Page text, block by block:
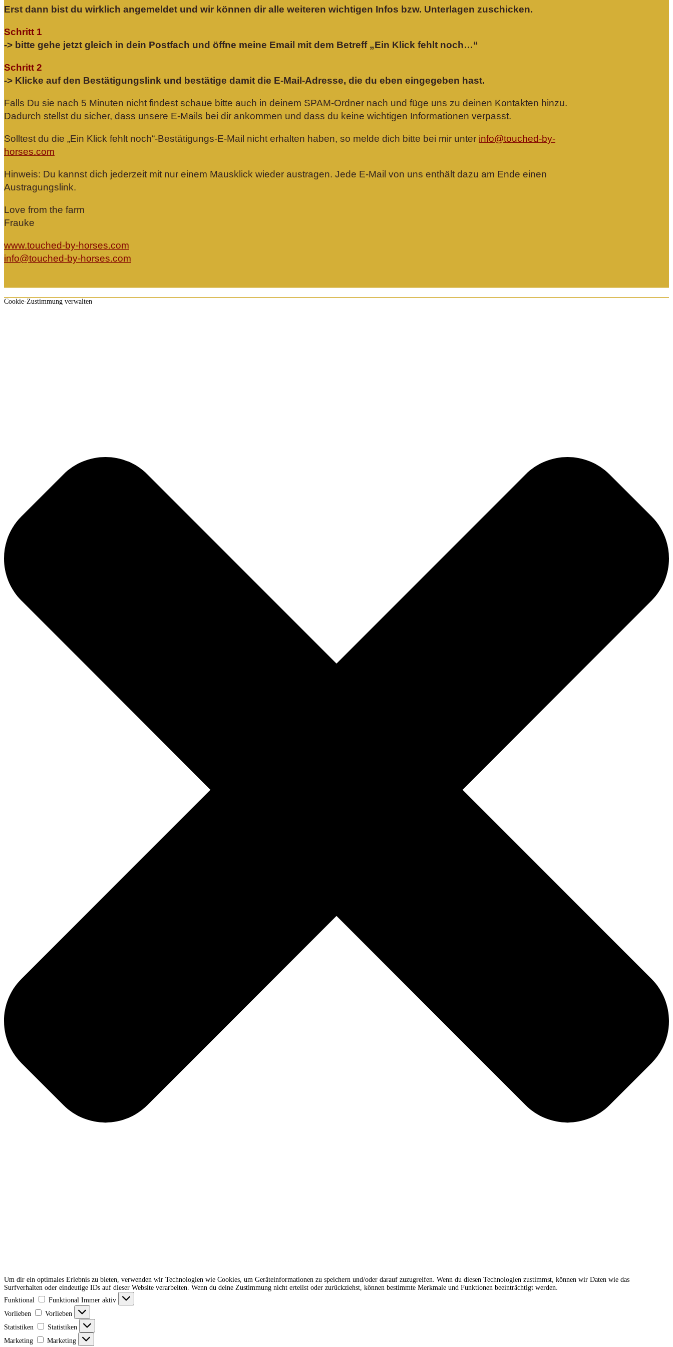
Erst dann bist du wirklich angemeldet und wir können dir alle weiteren wichtigen Infos bzw. Unterlagen zuschicken.
Schritt 1
-> bitte gehe jetzt gleich in dein Postfach und öffne meine Email mit dem Betreff „Ein Klick fehlt noch…“
Schritt 2
-> Klicke auf den Bestätigungslink und bestätige damit die E-Mail-Adresse, die du eben eingegeben hast.
Falls Du sie nach 5 Minuten nicht findest schaue bitte auch in deinem SPAM-Ordner nach und füge uns zu deinen Kontakten hinzu.
Dadurch stellst du sicher, dass unsere E-Mails bei dir ankommen und dass du keine wichtigen Informationen verpasst.
Solltest du die „Ein Klick fehlt noch“-Bestätigungs-E-Mail nicht erhalten haben, so melde dich bitte bei mir unter info@touched-by-
horses.com
Hinweis: Du kannst dich jederzeit mit nur einem Mausklick wieder austragen. Jede E-Mail von uns enthält dazu am Ende einen
Austragungslink.
Love from the farm
Frauke
www.touched-by-horses.com
info@touched-by-horses.com
Cookie-Zustimmung verwalten
Um dir ein optimales Erlebnis zu bieten, verwenden wir Technologien wie Cookies, um Geräteinformationen zu speichern und/oder darauf zuzugreifen. Wenn du diesen Technologien zustimmst, können wir Daten wie das
Surfverhalten oder eindeutige IDs auf dieser Website verarbeiten. Wenn du deine Zustimmung nicht erteilst oder zurückziehst, können bestimmte Merkmale und Funktionen beeinträchtigt werden.
Funktional
Funktional Immer aktiv
Vorlieben
Vorlieben
Statistiken
Statistiken
Marketing
Marketing